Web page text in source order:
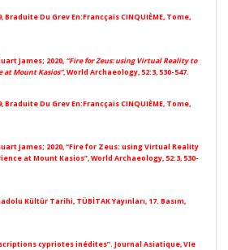
Braduite Du Grev En:Francçais CINQUIÈME, Tome,
James; 2020, “Fire for Zeus: using Virtual Reality to
Mount Kasios”, World Archaeology, 52:3, 530-547.
Braduite Du Grev En:Francçais CINQUIÈME, Tome,
James; 2020, “Fire for Zeus: using Virtual Reality
at Mount Kasios”, World Archaeology, 52:3, 530-
Kültür Tarihi, TÜBİTAK Yayınları, 17. Basım,
cypriotes inédites”. Journal Asiatique, VIe